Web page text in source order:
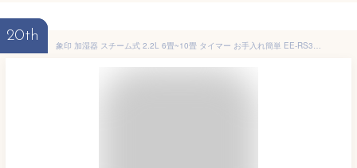
20th
象印 加湿器 スチーム式 2.2L 6畳~10畳 タイマー お手入れ簡単 EE-RS35-WA